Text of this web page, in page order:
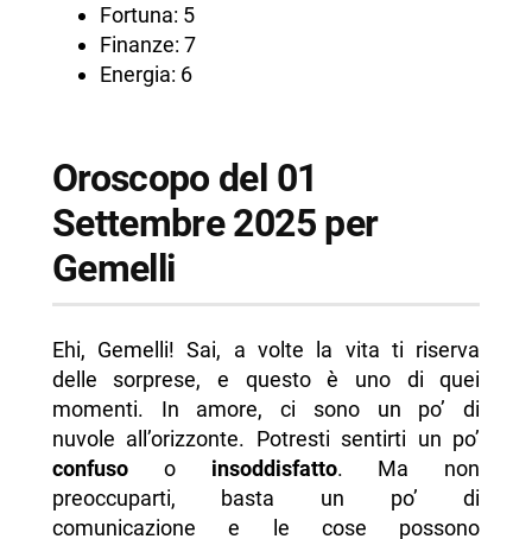
Fortuna: 5
Finanze: 7
Energia: 6
Oroscopo del 01
Settembre 2025 per
Gemelli
Ehi, Gemelli! Sai, a volte la vita ti riserva
delle sorprese, e questo è uno di quei
momenti. In amore, ci sono un po’ di
nuvole all’orizzonte. Potresti sentirti un po’
confusoo insoddisfatto. Ma non
preoccuparti, basta un po’ di
comunicazione e le cose possono